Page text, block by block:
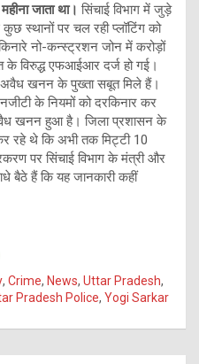
जाता था। सिंचाई विभाग में जुड़े
कुछ स्थानों पर चल रही प्लॉटिंग को
नो-कन्स्ट्रशन जोन में करोड़ों
विरुद्ध एफआईआर दर्ज हो गई।
खनन के पुख्ता सबूत मिले हैं।
के नियमों को दरकिनार कर
खनन हुआ है। जिला प्रशासन के
रहे थे कि अभी तक मिट्टी 10
पर सिंचाई विभाग के मंत्री और
बैठे हैं कि यह जानकारी कहीं
, Crime, News, Uttar Pradesh,
Pradesh Police, Yogi Sarkar